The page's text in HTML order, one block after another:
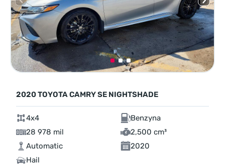
2020 TOYOTA CAMRY SE NIGHTSHADE
4x4
Benzyna
28 978 mil
2,500 cm³
Automatic
2020
Hail